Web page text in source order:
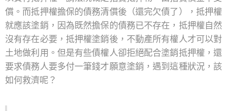
償。而抵押權擔保的債務清償後（還完欠債了），抵押權
就應該塗銷，因為既然擔保的債務已不存在，抵押權自然
沒有存在必要，抵押權塗銷後，不動產所有權人才可以對
土地做利用。但是有些債權人卻拒絕配合塗銷抵押權，還
要求債務人要多付一筆錢才願意塗銷，遇到這種狀況，該
如何救濟呢？